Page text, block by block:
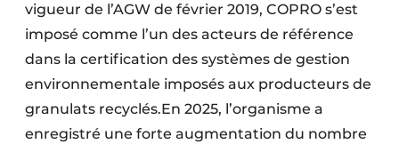
vigueur de l’AGW de février 2019, COPRO s’est
imposé comme l’un des acteurs de référence
dans la certification des systèmes de gestion
environnementale imposés aux producteurs de
granulats recyclés.En 2025, l’organisme a
enregistré une forte augmentation du nombre